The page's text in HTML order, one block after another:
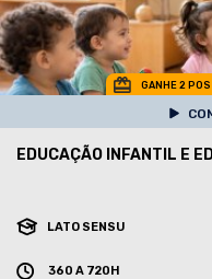
GANHE 2 POS
EDUCAÇÃO INFANTIL E
LATO SENSU
360 A 720H